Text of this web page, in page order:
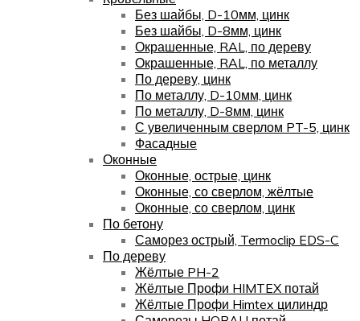
Без шайбы, D-10мм, цинк
Без шайбы, D-8мм, цинк
Окрашенные, RAL, по дереву
Окрашенные, RAL, по металлу
По дереву, цинк
По металлу, D-10мм, цинк
По металлу, D-8мм, цинк
С увеличенным сверлом PT-5, цинк
Фасадные
Оконные
Оконные, острые, цинк
Оконные, со сверлом, жёлтые
Оконные, со сверлом, цинк
По бетону
Саморез острый, Termoclip EDS-C
По дереву
Жёлтые PH-2
Жёлтые Профи HIMTEX потай
Жёлтые Профи Himtex цилиндр